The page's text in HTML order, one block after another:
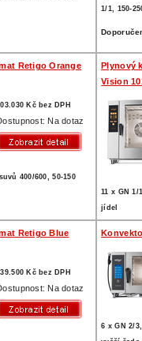
1/1, 150-
Retigo Orange
Kč bez DPH
Na dotaz
400/600, 50-150
Plynový
Vision
11 x GN 1/
jídel
Retigo Blue
Kč bez DPH
Na dotaz
6 x GN 2/